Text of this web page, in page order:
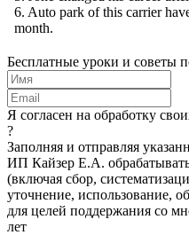
Бесплатные уроки и советы
Я согласен на обработку
?
Заполняя и отправляя
ИП Кайзер Е.А.
(включая сбор,
уточнение, использование,
для целей поддержания со
лет